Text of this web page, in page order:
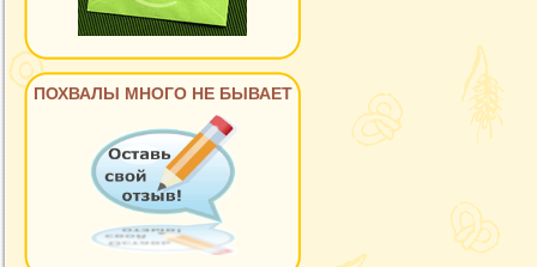
ПОХВАЛЫ МНОГО НЕ БЫВАЕТ